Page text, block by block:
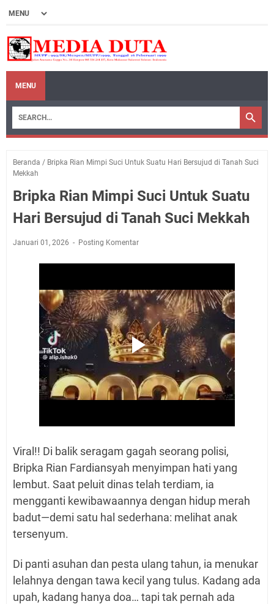
MENU
Beranda / Bripka Rian Mimpi Suci Untuk Suatu Hari Bersujud di Tanah Suci
Mekkah
Bripka Rian Mimpi Suci Untuk Suatu
Hari Bersujud di Tanah Suci Mekkah
Januari 01, 2026 Posting Komentar
Viral!! Di balik seragam gagah seorang polisi,
Bripka Rian Fardiansyah menyimpan hati yang
lembut. Saat peluit dinas telah terdiam, ia
mengganti kewibawaannya dengan hidup merah
badut—demi satu hal sederhana: melihat anak
tersenyum.
Di panti asuhan dan pesta ulang tahun, ia menukar
lelahnya dengan tawa kecil yang tulus. Kadang ada
upah, kadang hanya doa… tapi tak pernah ada